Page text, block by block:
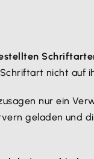
nicht auf
nur ein
geladen und